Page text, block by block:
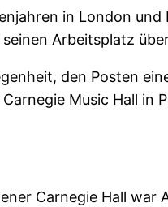
in London
Arbeitsplatz
den Posten
Music Hall in
Carnegie Hall war